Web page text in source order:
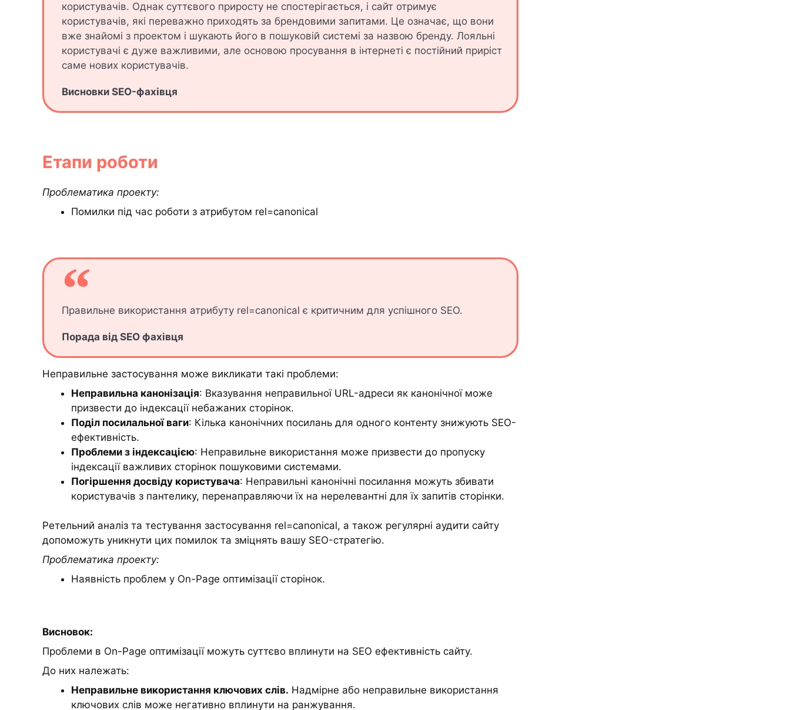
користувачів. Однак суттєвого приросту не спостерігається, і сайт отримує
користувачів, які переважно приходять за брендовими запитами. Це означає, що вони
вже знайомі з проектом і шукають його в пошуковій системі за назвою бренду. Лояльні
користувачі є дуже важливими, але основою просування в інтернеті є постійний приріст
саме нових користувачів.
Висновки SEO-фахівця
Етапи роботи
Проблематика проекту:
Помилки під час роботи з атрибутом rel=canonical
Правильне використання атрибуту rel=canonical є критичним для успішного SEO.
Порада від SEO фахівця
Неправильне застосування може викликати такі проблеми:
Неправильна канонізація: Вказування неправильної URL-адреси як канонічної може
призвести до індексації небажаних сторінок.
Поділ посилальної ваги: Кілька канонічних посилань для одного контенту знижують SEO-
ефективність.
Проблеми з індексацією: Неправильне використання може призвести до пропуску
індексації важливих сторінок пошуковими системами.
Погіршення досвіду користувача: Неправильні канонічні посилання можуть збивати
користувачів з пантелику, перенаправляючи їх на нерелевантні для їх запитів сторінки.
Ретельний аналіз та тестування застосування rel=canonical, а також регулярні аудити сайту
допоможуть уникнути цих помилок та зміцнять вашу SEO-стратегію.
Проблематика проекту:
Наявність проблем у On-Page оптимізації сторінок.
Висновок:
Проблеми в On-Page оптимізації можуть суттєво вплинути на SEO ефективність сайту.
До них належать:
Неправильне використання ключових слів. Надмірне або неправильне використання
ключових слів може негативно вплинути на ранжування.